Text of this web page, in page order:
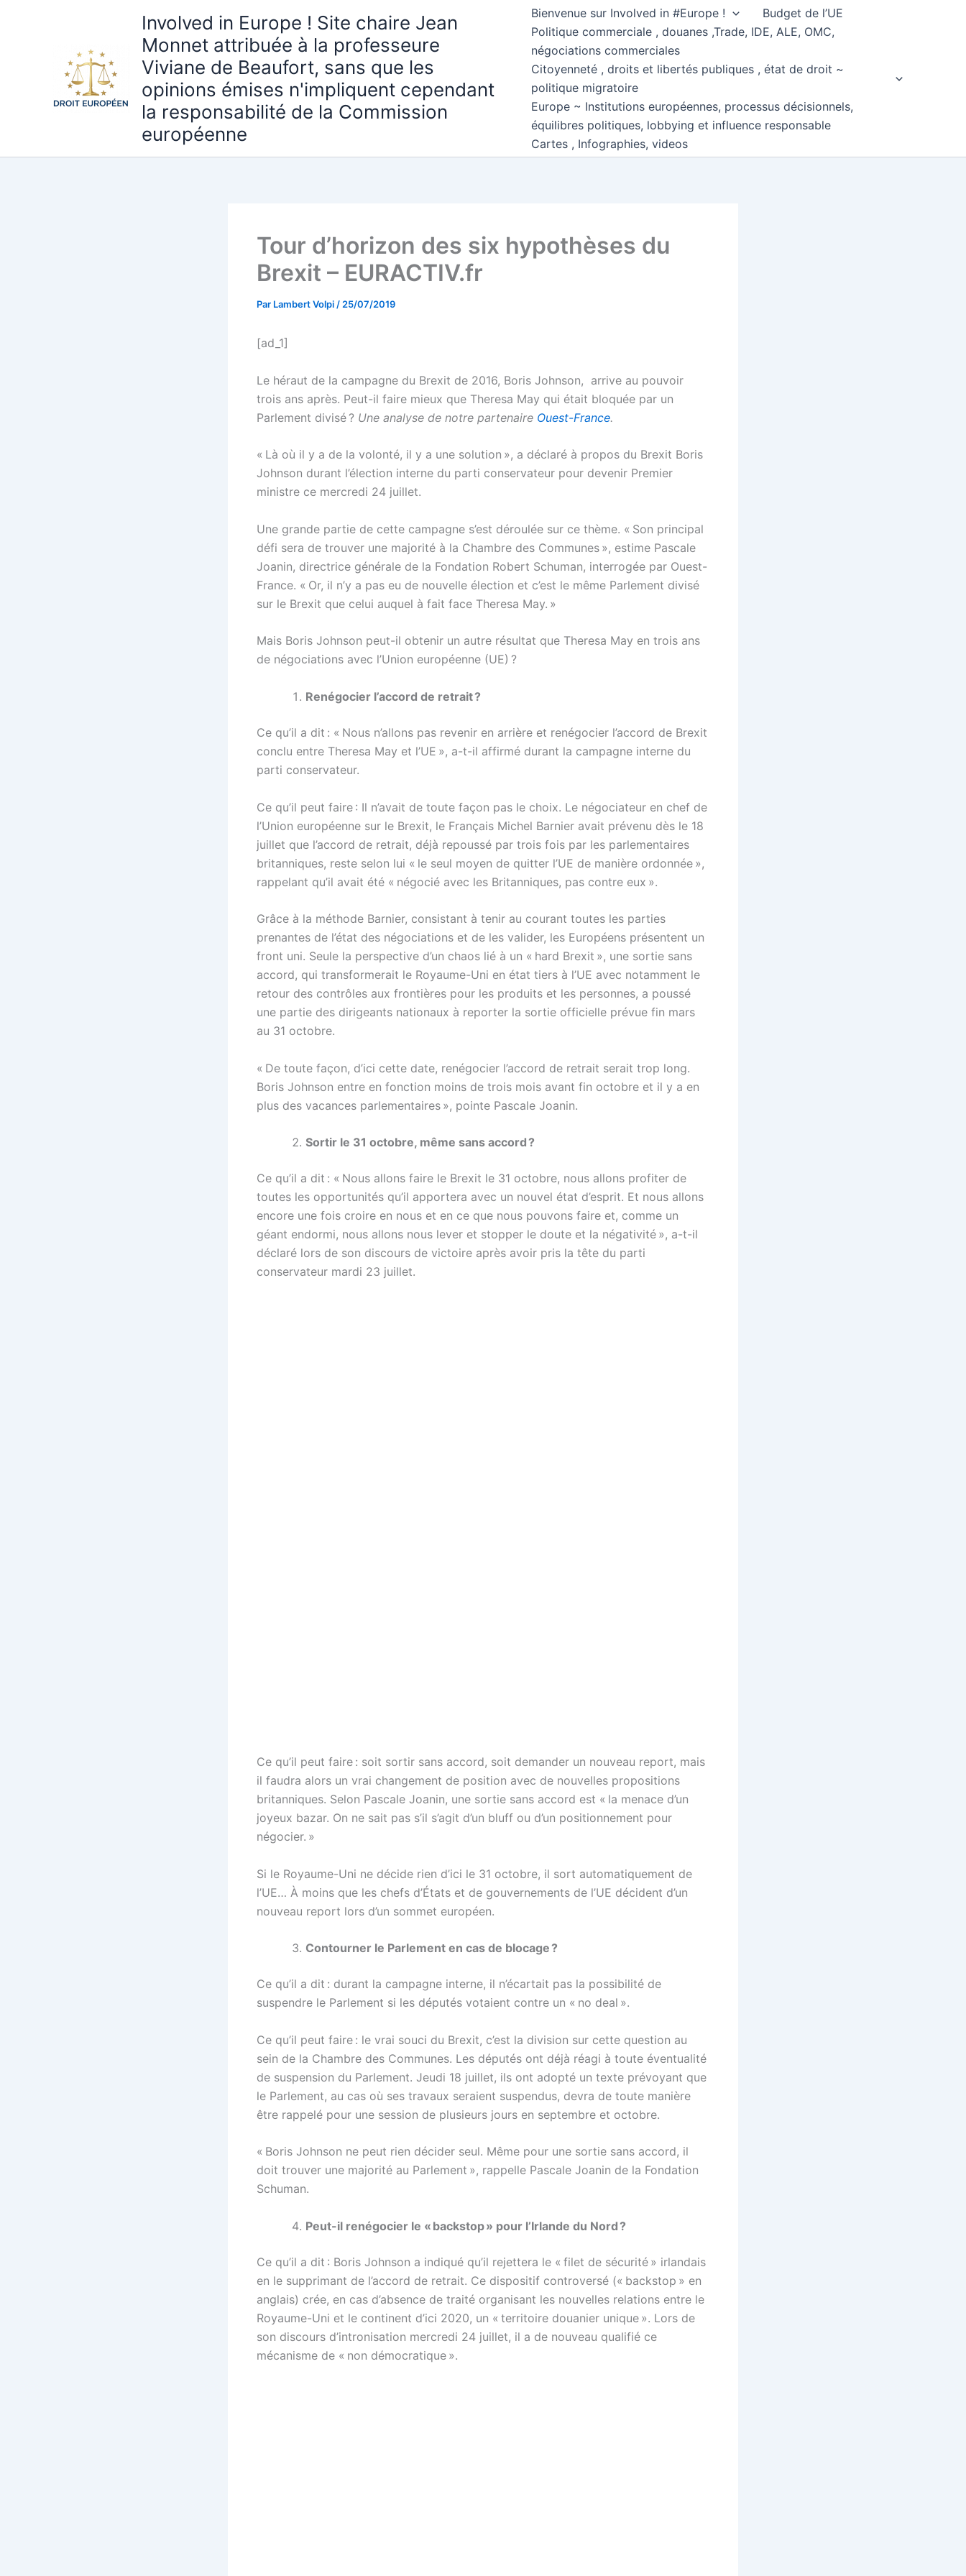
Involved in Europe ! Site chaire Jean
Monnet attribuée à la professeure
Viviane de Beaufort, sans que les
opinions émises n'impliquent cependant
la responsabilité de la Commission
européenne
Bienvenue sur Involved in #Europe !
Budget de l’UE
Politique commerciale , douanes ,Trade, IDE, ALE, OMC,
négociations commerciales
Citoyenneté , droits et libertés publiques , état de droit ~
politique migratoire
Europe ~ Institutions européennes, processus décisionnels,
équilibres politiques, lobbying et influence responsable
Cartes , Infographies, videos
Tour d’horizon des six hypothèses du
Brexit – EURACTIV.fr
Par Lambert Volpi / 25/07/2019
[ad_1]
Le héraut de la campagne du Brexit de 2016, Boris Johnson, arrive au pouvoir
trois ans après. Peut-il faire mieux que Theresa May qui était bloquée par un
Parlement divisé ? Une analyse de notre partenaire Ouest-France.
« Là où il y a de la volonté, il y a une solution », a déclaré à propos du Brexit Boris
Johnson durant l’élection interne du parti conservateur pour devenir Premier
ministre ce mercredi 24 juillet.
Une grande partie de cette campagne s’est déroulée sur ce thème. « Son principal
défi sera de trouver une majorité à la Chambre des Communes », estime Pascale
Joanin, directrice générale de la Fondation Robert Schuman, interrogée par Ouest-
France. « Or, il n’y a pas eu de nouvelle élection et c’est le même Parlement divisé
sur le Brexit que celui auquel à fait face Theresa May. »
Mais Boris Johnson peut-il obtenir un autre résultat que Theresa May en trois ans
de négociations avec l’Union européenne (UE) ?
Renégocier l’accord de retrait ?
Ce qu’il a dit : « Nous n’allons pas revenir en arrière et renégocier l’accord de Brexit
conclu entre Theresa May et l’UE », a-t-il affirmé durant la campagne interne du
parti conservateur.
Ce qu’il peut faire : Il n’avait de toute façon pas le choix. Le négociateur en chef de
l’Union européenne sur le Brexit, le Français Michel Barnier avait prévenu dès le 18
juillet que l’accord de retrait, déjà repoussé par trois fois par les parlementaires
britanniques, reste selon lui « le seul moyen de quitter l’UE de manière ordonnée »,
rappelant qu’il avait été « négocié avec les Britanniques, pas contre eux ».
Grâce à la méthode Barnier, consistant à tenir au courant toutes les parties
prenantes de l’état des négociations et de les valider, les Européens présentent un
front uni. Seule la perspective d’un chaos lié à un « hard Brexit », une sortie sans
accord, qui transformerait le Royaume-Uni en état tiers à l’UE avec notamment le
retour des contrôles aux frontières pour les produits et les personnes, a poussé
une partie des dirigeants nationaux à reporter la sortie officielle prévue fin mars
au 31 octobre.
« De toute façon, d’ici cette date, renégocier l’accord de retrait serait trop long.
Boris Johnson entre en fonction moins de trois mois avant fin octobre et il y a en
plus des vacances parlementaires », pointe Pascale Joanin.
Sortir le 31 octobre, même sans accord ?
Ce qu’il a dit : « Nous allons faire le Brexit le 31 octobre, nous allons profiter de
toutes les opportunités qu’il apportera avec un nouvel état d’esprit. Et nous allons
encore une fois croire en nous et en ce que nous pouvons faire et, comme un
géant endormi, nous allons nous lever et stopper le doute et la négativité », a-t-il
déclaré lors de son discours de victoire après avoir pris la tête du parti
conservateur mardi 23 juillet.
Ce qu’il peut faire : soit sortir sans accord, soit demander un nouveau report, mais
il faudra alors un vrai changement de position avec de nouvelles propositions
britanniques. Selon Pascale Joanin, une sortie sans accord est « la menace d’un
joyeux bazar. On ne sait pas s’il s’agit d’un bluff ou d’un positionnement pour
négocier. »
Si le Royaume-Uni ne décide rien d’ici le 31 octobre, il sort automatiquement de
l’UE… À moins que les chefs d’États et de gouvernements de l’UE décident d’un
nouveau report lors d’un sommet européen.
Contourner le Parlement en cas de blocage ?
Ce qu’il a dit : durant la campagne interne, il n’écartait pas la possibilité de
suspendre le Parlement si les députés votaient contre un « no deal ».
Ce qu’il peut faire : le vrai souci du Brexit, c’est la division sur cette question au
sein de la Chambre des Communes. Les députés ont déjà réagi à toute éventualité
de suspension du Parlement. Jeudi 18 juillet, ils ont adopté un texte prévoyant que
le Parlement, au cas où ses travaux seraient suspendus, devra de toute manière
être rappelé pour une session de plusieurs jours en septembre et octobre.
« Boris Johnson ne peut rien décider seul. Même pour une sortie sans accord, il
doit trouver une majorité au Parlement », rappelle Pascale Joanin de la Fondation
Schuman.
Peut-il renégocier le « backstop » pour l’Irlande du Nord ?
Ce qu’il a dit : Boris Johnson a indiqué qu’il rejettera le « filet de sécurité » irlandais
en le supprimant de l’accord de retrait. Ce dispositif controversé (« backstop » en
anglais) crée, en cas d’absence de traité organisant les nouvelles relations entre le
Royaume-Uni et le continent d’ici 2020, un « territoire douanier unique ». Lors de
son discours d’intronisation mercredi 24 juillet, il a de nouveau qualifié ce
mécanisme de « non démocratique ».